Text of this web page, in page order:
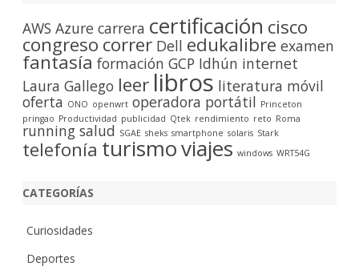
r
AWS Azure carrera certificación cisco
congreso correr Dell edukalibre examen
fantasía formación GCP Idhún internet
Laura Gallego leer libros literatura móvil
oferta ONO openwrt operadora portátil Princeton
pringao Productividad publicidad Qtek rendimiento reto Roma
running salud SGAE sheks smartphone solaris Stark
telefonía turismoviajes windows WRT54G
CATEGORÍAS
Curiosidades
Deportes